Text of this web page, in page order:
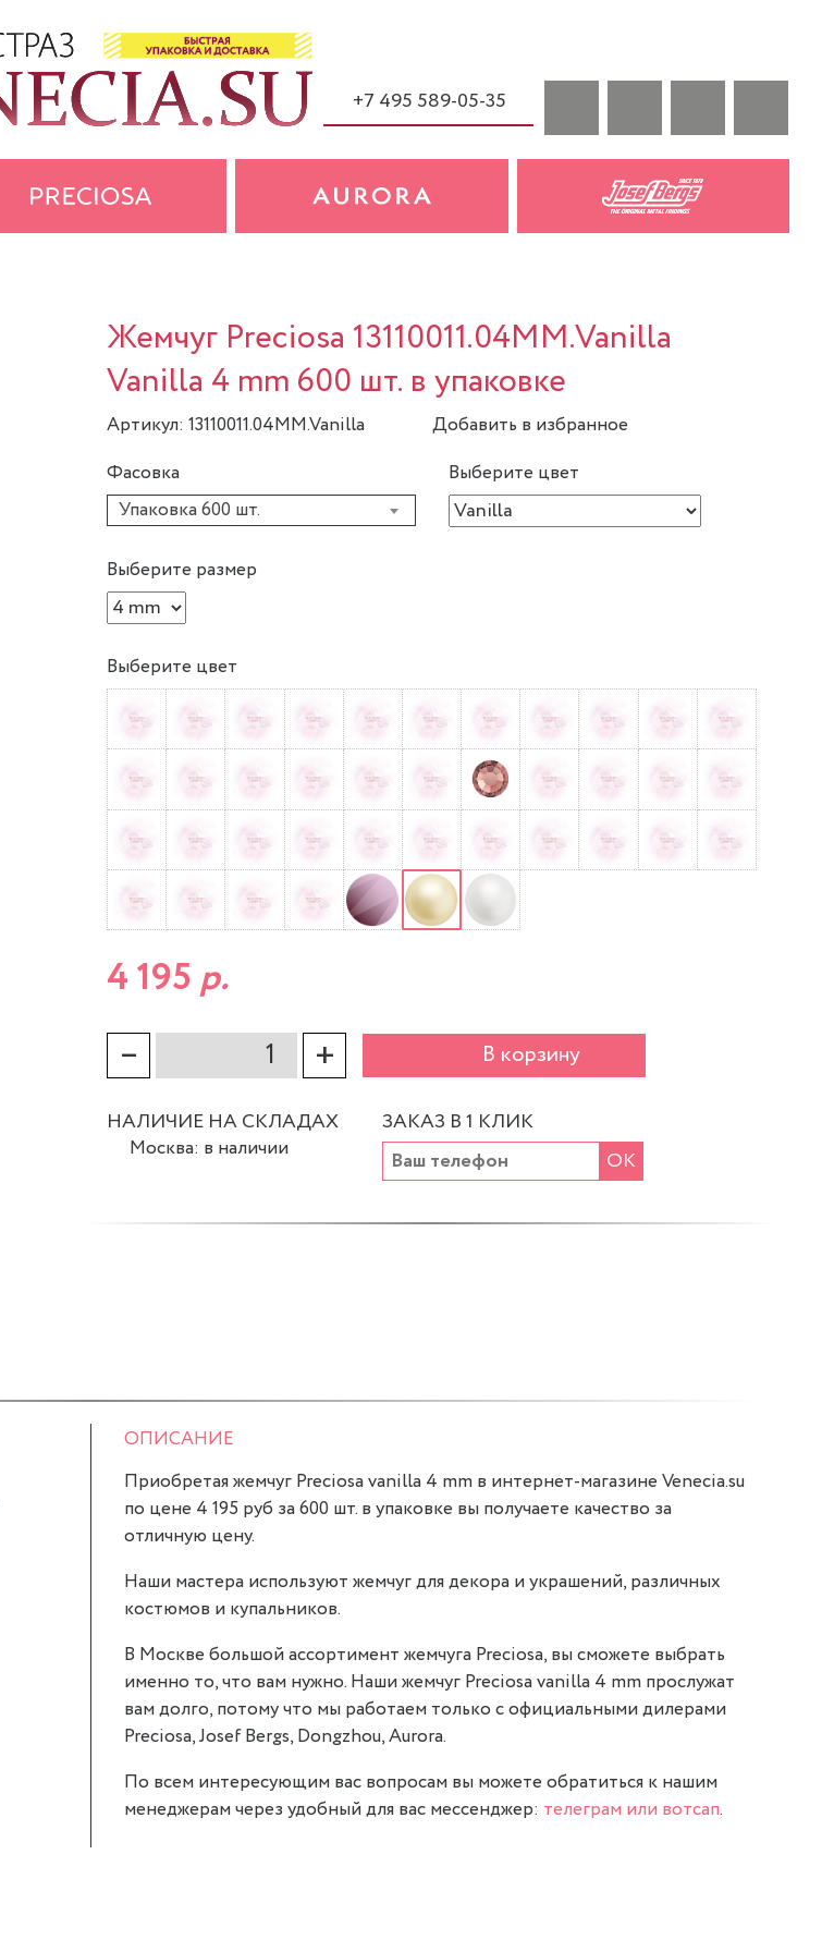
+7 495 589-05-35
Жемчуг Preciosa 13110011.04MM.Vanilla
Vanilla 4 mm 600 шт. в упаковке
Артикул: 13110011.04MM.Vanilla
Добавить в избранное
Фасовка
Упаковка 600 шт.
Выберите цвет
Выберите размер
Выберите цвет
4 195 р.
– + В корзину
НАЛИЧИЕ НА СКЛАДАХ
Москва: в наличии
ЗАКАЗ В 1 КЛИК
ОК
ОПИСАНИЕ
Приобретая жемчуг Preciosa vanilla 4 mm в интернет-магазине Venecia.su
по цене 4 195 руб за 600 шт. в упаковке вы получаете качество за
отличную цену.
Наши мастера используют жемчуг для декора и украшений, различных
костюмов и купальников.
В Москве большой ассортимент жемчуга Preciosa, вы сможете выбрать
именно то, что вам нужно. Наши жемчуг Preciosa vanilla 4 mm прослужат
вам долго, потому что мы работаем только с официальными дилерами
Preciosa, Josef Bergs, Dongzhou, Aurora.
По всем интересующим вас вопросам вы можете обратиться к нашим
менеджерам через удобный для вас мессенджер: телеграм или вотсап.